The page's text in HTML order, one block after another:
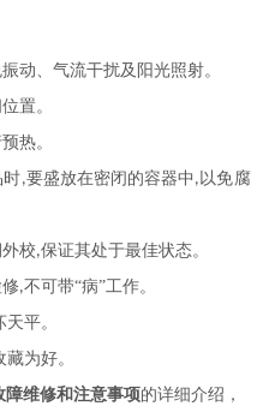
、气流干扰及阳光照射。
。
。
时,要盛放在密闭的容器中 , 以免腐
校,保证其处于最佳状态。
,不可带“病”工作。
。
为好。
维修和注意事项的详细介绍，